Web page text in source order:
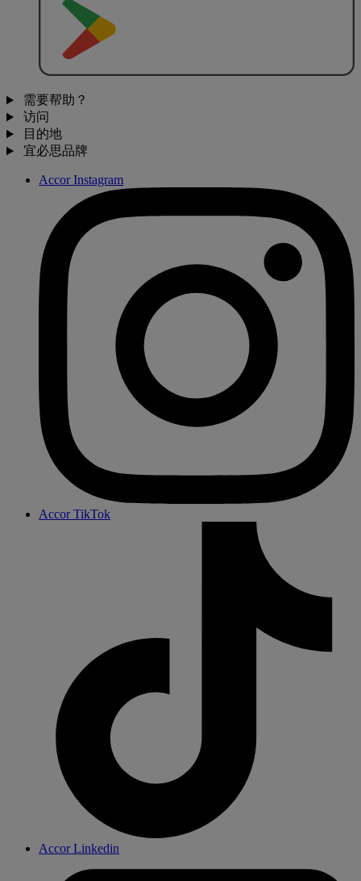
需要帮助？
访问
目的地
宜必思品牌
Accor Instagram
Accor TikTok
Accor Linkedin